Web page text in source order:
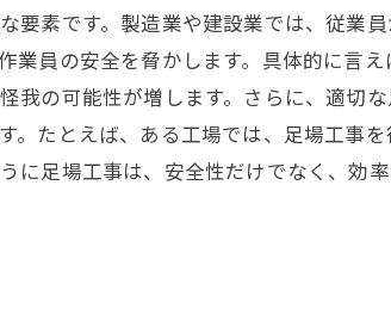
素です。製造業や建設業では、従業
員の安全を脅かします。具体的に言
の可能性が増します。さらに、適切
たとえば、ある工場では、足場工事を
足場工事は、安全性だけでなく、効